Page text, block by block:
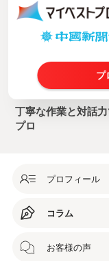
プ
丁寧な作業と対話
プロ
プロフィール
コラム
お客様の声